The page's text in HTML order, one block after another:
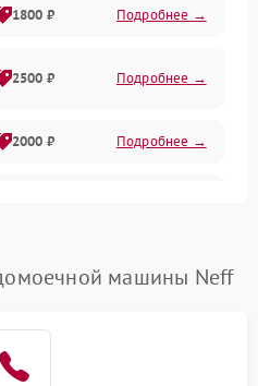
1800 ₽ Подробнее →
2500 ₽ Подробнее →
2000 ₽ Подробнее →
1800 ₽ Подробнее →
машины Neff